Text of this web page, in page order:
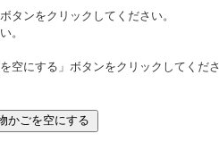
タンをクリックしてください。
。
空にする」ボタンをクリックしてくださ